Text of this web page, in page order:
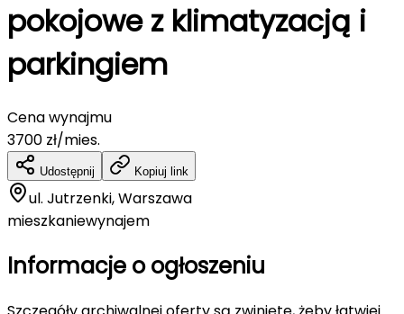
pokojowe z klimatyzacją i
parkingiem
Cena wynajmu
3700 zł/mies.
Udostępnij Kopiuj link
ul. Jutrzenki, Warszawa
mieszkaniewynajem
Informacje o ogłoszeniu